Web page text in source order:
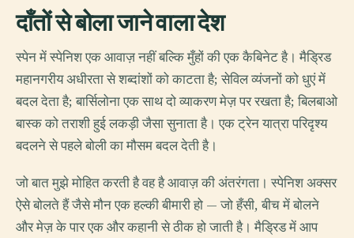
दाँतों से बोला जाने वाला देश
स्पेन में स्पेनिश एक आवाज़ नहीं बल्कि मुँहों की एक कैबिनेट है। मैड्रिड
महानगरीय अधीरता से शब्दांशों को काटता है; सेविल व्यंजनों को धुएं में
बदल देता है; बार्सिलोना एक साथ दो व्याकरण मेज़ पर रखता है; बिलबाओ
बास्क को तराशी हुई लकड़ी जैसा सुनाता है। एक ट्रेन यात्रा परिदृश्य
बदलने से पहले बोली का मौसम बदल देती है।
जो बात मुझे मोहित करती है वह है आवाज़ की अंतरंगता। स्पेनिश अक्सर
ऐसे बोलते हैं जैसे मौन एक हल्की बीमारी हो — जो हँसी, बीच में बोलने
और मेज़ के पार एक और कहानी से ठीक हो जाती है। मैड्रिड में आप